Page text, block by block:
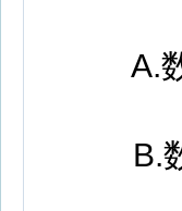
A.数
B.数